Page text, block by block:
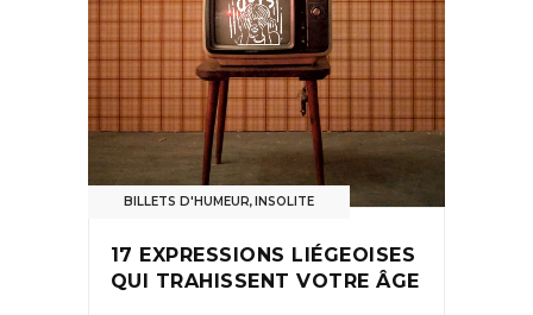
BILLETS D'HUMEUR,INSOLITE
17 EXPRESSIONS LIÉGEOISES
QUI TRAHISSENT VOTRE ÂGE